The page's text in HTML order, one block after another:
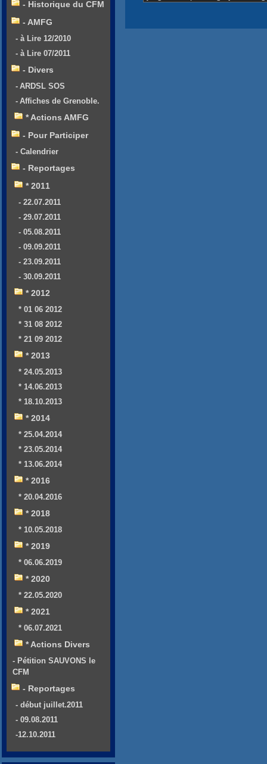
- Historique du CFM
- AMFG
- à Lire 12/2010
- à Lire 07/2011
- Divers
- ARDSL SOS
- Affiches de Grenoble.
* Actions AMFG
- Pour Participer
- Calendrier
- Reportages
* 2011
- 22.07.2011
- 29.07.2011
- 05.08.2011
- 09.09.2011
- 23.09.2011
- 30.09.2011
* 2012
* 01 06 2012
* 31 08 2012
* 21 09 2012
* 2013
* 24.05.2013
* 14.06.2013
* 18.10.2013
* 2014
* 25.04.2014
* 23.05.2014
* 13.06.2014
* 2016
* 20.04.2016
* 2018
* 10.05.2018
* 2019
* 06.06.2019
* 2020
* 22.05.2020
* 2021
* 06.07.2021
* Actions Divers
- Pétition SAUVONS le
CFM
- Reportages
- début juillet.2011
- 09.08.2011
-12.10.2011